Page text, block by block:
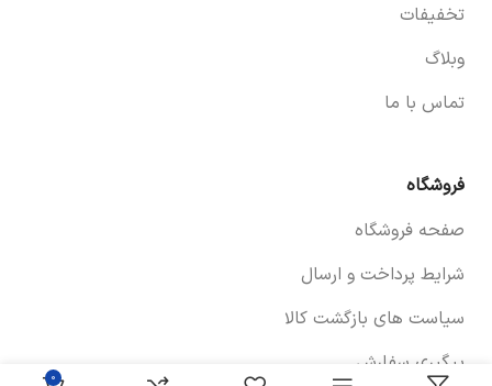
تخفیفات
وبلاگ
تماس با ما
فروشگاه
صفحه فروشگاه
شرایط پرداخت و ارسال
سیاست های بازگشت کالا
پیگیری سفارش
0